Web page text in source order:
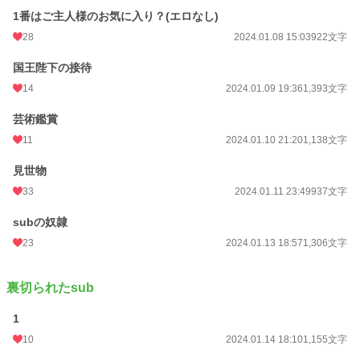
1番はご主人様のお気に入り？(エロなし)
28 2024.01.08 15:03922文字
国王陛下の接待
14 2024.01.09 19:361,393文字
芸術鑑賞
11 2024.01.10 21:201,138文字
見世物
33 2024.01.11 23:49937文字
subの奴隷
23 2024.01.13 18:571,306文字
裏切られたsub
1
10 2024.01.14 18:101,155文字